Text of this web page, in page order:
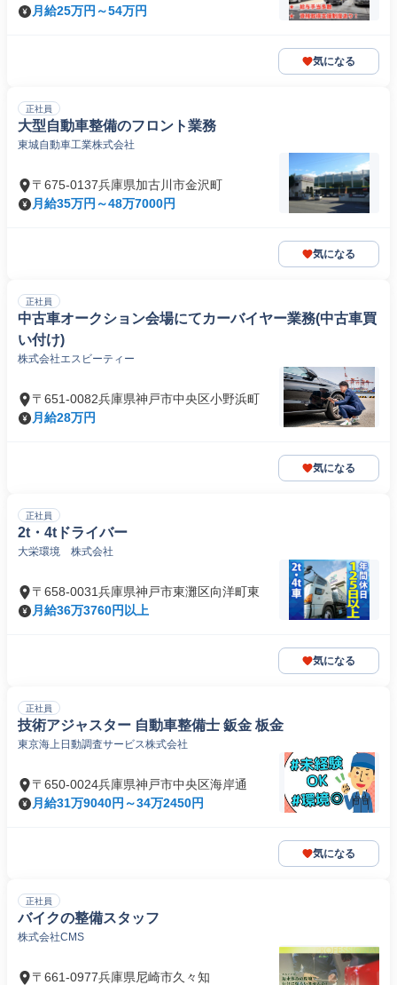
月給25万円～54万円
気になる
正社員
大型自動車整備のフロント業務
東城自動車工業株式会社
〒675-0137兵庫県加古川市金沢町
月給35万円～48万7000円
気になる
正社員
中古車オークション会場にてカーバイヤー業務(中古車買
い付け)
株式会社エスビーティー
〒651-0082兵庫県神戸市中央区小野浜町
月給28万円
気になる
正社員
2t・4tドライバー
大栄環境 株式会社
〒658-0031兵庫県神戸市東灘区向洋町東
月給36万3760円以上
気になる
正社員
技術アジャスター 自動車整備士 鈑金 板金
東京海上日動調査サービス株式会社
〒650-0024兵庫県神戸市中央区海岸通
月給31万9040円～34万2450円
気になる
正社員
バイクの整備スタッフ
株式会社CMS
〒661-0977兵庫県尼崎市久々知